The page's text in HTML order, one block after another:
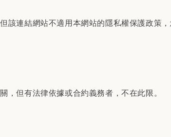
該連結網站不適用本網站的隱私權保護政策
但有法律依據或合約義務者，不在此限。